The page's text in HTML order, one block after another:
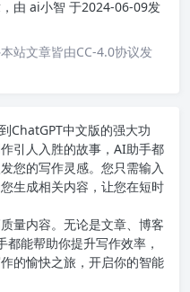
由 ai小智 于2024-06-09发
站文章皆由CC-4.0协议发
ChatGPT中文版的强大功
引人入胜的故事，AI助手都
您的写作灵感。您只需输入
生成相关内容，让您在短时
量内容。无论是文章、博客
能帮助你提升写作效率，
的愉快之旅，开启你的智能